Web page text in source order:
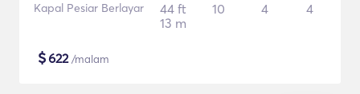
Kapal Pesiar Berlayar
44 ft
13 m
10 4 4
$622/malam